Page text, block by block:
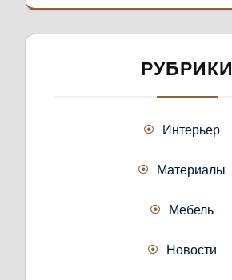
РУБРИКИ
Интерьер
Материалы
Мебель
Новости